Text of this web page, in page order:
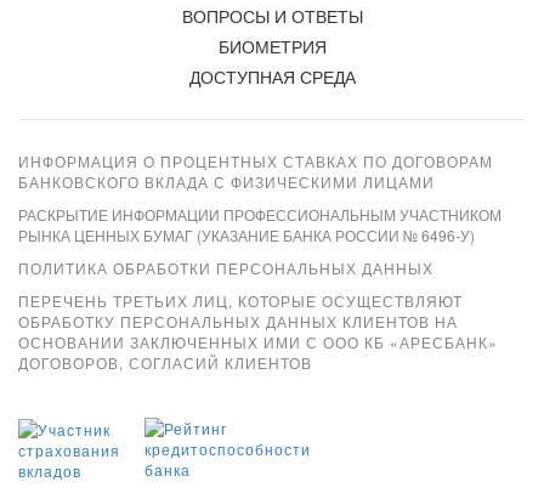
ВОПРОСЫ И ОТВЕТЫ
БИОМЕТРИЯ
ДОСТУПНАЯ СРЕДА
ИНФОРМАЦИЯ О ПРОЦЕНТНЫХ СТАВКАХ ПО ДОГОВОРАМ
БАНКОВСКОГО ВКЛАДА С ФИЗИЧЕСКИМИ ЛИЦАМИ
РАСКРЫТИЕ ИНФОРМАЦИИ ПРОФЕССИОНАЛЬНЫМ УЧАСТНИКОМ
РЫНКА ЦЕННЫХ БУМАГ (УКАЗАНИЕ БАНКА РОССИИ № 6496-У)
ПОЛИТИКА ОБРАБОТКИ ПЕРСОНАЛЬНЫХ ДАННЫХ
ПЕРЕЧЕНЬ ТРЕТЬИХ ЛИЦ, КОТОРЫЕ ОСУЩЕСТВЛЯЮТ
ОБРАБОТКУ ПЕРСОНАЛЬНЫХ ДАННЫХ КЛИЕНТОВ НА
ОСНОВАНИИ ЗАКЛЮЧЕННЫХ ИМИ С ООО КБ «АРЕСБАНК»
ДОГОВОРОВ, СОГЛАСИЙ КЛИЕНТОВ